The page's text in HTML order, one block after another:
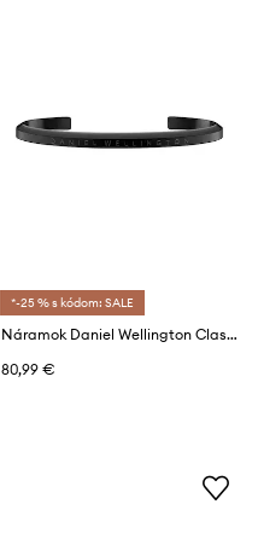
*-25 % s kódom: SALE
Náramok Daniel Wellington Classic Bracelet
80,99 €